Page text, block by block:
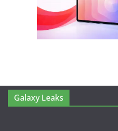
Galaxy Leaks